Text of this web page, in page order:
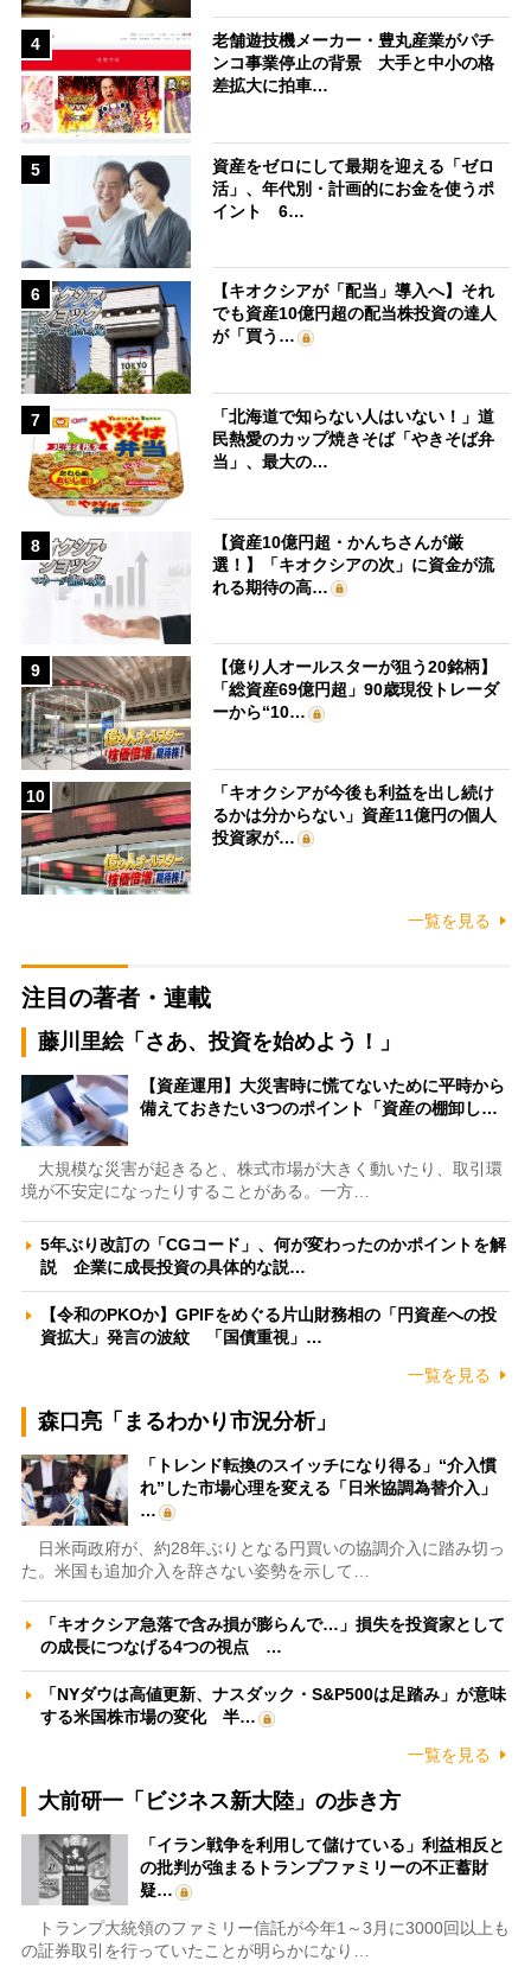
4
老舗遊技機メーカー・豊丸産業がパチ
ンコ事業停止の背景 大手と中小の格
差拡大に拍車…
5
資産をゼロにして最期を迎える「ゼロ
活」、年代別・計画的にお金を使うポ
イント 6…
6
【キオクシアが「配当」導入へ】それ
でも資産10億円超の配当株投資の達人
が「買う…
7
「北海道で知らない人はいない！」道
民熱愛のカップ焼きそば「やきそば弁
当」、最大の…
8
【資産10億円超・かんちさんが厳
選！】「キオクシアの次」に資金が流
れる期待の高…
9
【億り人オールスターが狙う20銘柄】
「総資産69億円超」90歳現役トレーダ
ーから“10…
10
「キオクシアが今後も利益を出し続け
るかは分からない」資産11億円の個人
投資家が…
一覧を見る
注目の著者・連載
藤川里絵「さあ、投資を始めよう！」
【資産運用】大災害時に慌てないために平時から
備えておきたい3つのポイント「資産の棚卸し…
大規模な災害が起きると、株式市場が大きく動いたり、取引環
境が不安定になったりすることがある。一方…
5年ぶり改訂の「CGコード」、何が変わったのかポイントを解
説 企業に成長投資の具体的な説…
【令和のPKOか】GPIFをめぐる片山財務相の「円資産への投
資拡大」発言の波紋 「国債重視」…
一覧を見る
森口亮「まるわかり市況分析」
「トレンド転換のスイッチになり得る」“介入慣
れ”した市場心理を変える「日米協調為替介入」
…
日米両政府が、約28年ぶりとなる円買いの協調介入に踏み切っ
た。米国も追加介入を辞さない姿勢を示して…
「キオクシア急落で含み損が膨らんで…」損失を投資家として
の成長につなげる4つの視点 …
「NYダウは高値更新、ナスダック・S&P500は足踏み」が意味
する米国株市場の変化 半…
一覧を見る
大前研一「ビジネス新大陸」の歩き方
「イラン戦争を利用して儲けている」利益相反と
の批判が強まるトランプファミリーの不正蓄財
疑…
トランプ大統領のファミリー信託が今年1～3月に3000回以上も
の証券取引を行っていたことが明らかになり…